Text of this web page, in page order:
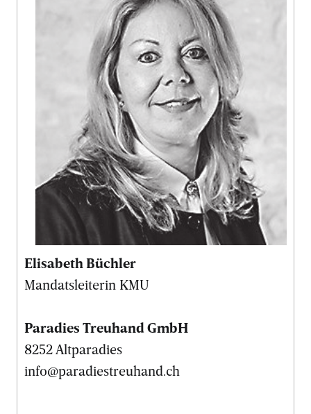
Elisabeth Büchler
Mandatsleiterin KMU
Paradies Treuhand GmbH
8252 Altparadies
info@paradiestreuhand.ch